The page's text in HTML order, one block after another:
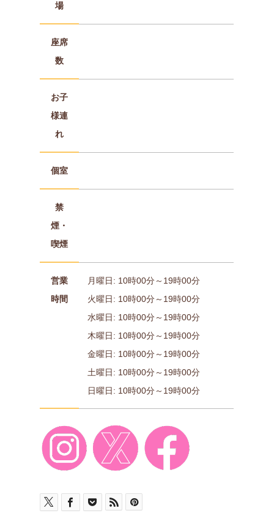
場
座席
数
お子
様連
れ
個室
禁
煙・
喫煙
営業
時間
月曜日: 10時00分～19時00分
火曜日: 10時00分～19時00分
水曜日: 10時00分～19時00分
木曜日: 10時00分～19時00分
金曜日: 10時00分～19時00分
土曜日: 10時00分～19時00分
日曜日: 10時00分～19時00分